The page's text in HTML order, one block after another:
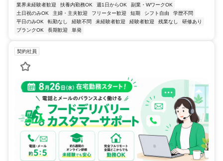
業界未経験者歓迎 扶養内勤務OK 週1日からOK
副業・WワークOK
土日祝のみOK
主婦・主夫歓迎 フリーター歓迎 短期 シフト自由
学歴不問
平日のみOK
転勤なし 経験不問 未経験者歓迎 経験者歓迎 残業なし
研修あり
ブランクOK
長期歓迎 単発
契約社員